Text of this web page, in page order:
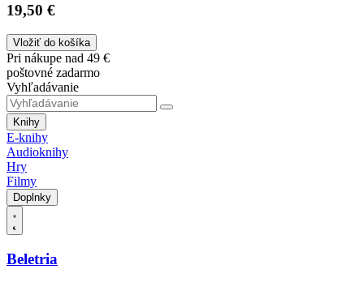
19,50 €
Vložiť do košíka
Pri nákupe nad 49 €
poštovné zadarmo
Vyhľadávanie
Knihy
E-knihy
Audioknihy
Hry
Filmy
Doplnky
Beletria